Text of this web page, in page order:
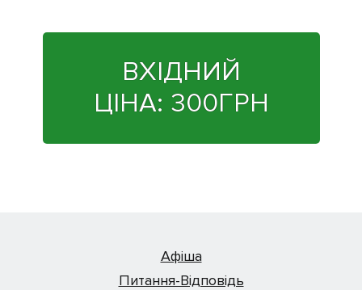
ВХІДНИЙ
ЦІНА: 300ГРН
Афіша
Питання-Відповідь